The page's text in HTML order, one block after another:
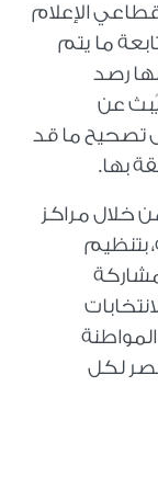
الإعلام
ما يتم
رصد
عن
تصحيح ما قد
بها.
خلال مراكز
بتنظيم
لكل